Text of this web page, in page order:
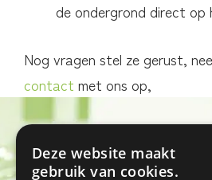
de ondergrond direct op
Nog vragen stel ze gerust,
contact met ons op,
Deze website maakt
gebruik van cookies.